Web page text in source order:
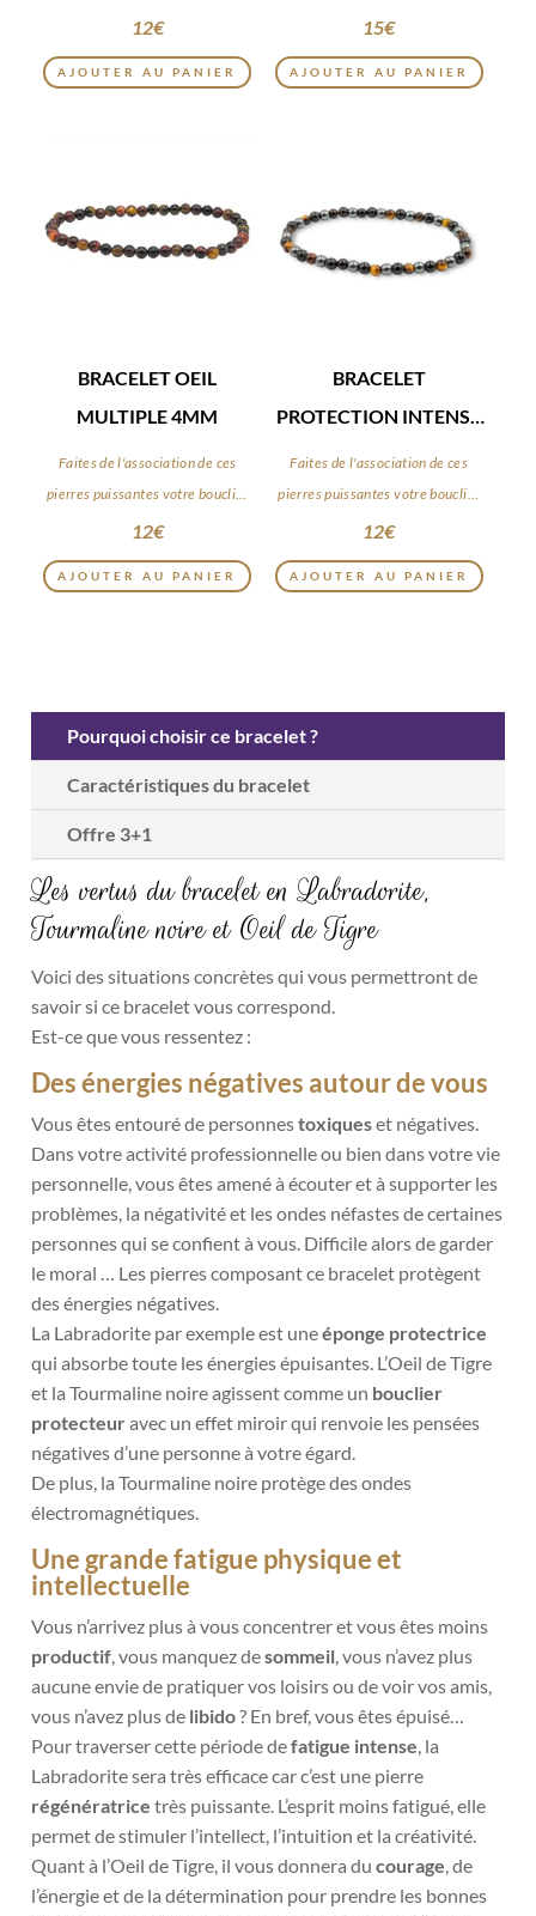
12€
AJOUTER AU PANIER
15€
AJOUTER AU PANIER
BRACELET OEIL
MULTIPLE 4MM
Faites de l'association de ces
pierres puissantes votre bouclier
du quotidien
12€
AJOUTER AU PANIER
BRACELET
PROTECTION INTENSE
4MM
Faites de l'association de ces
pierres puissantes votre bouclier
du quotidien
12€
AJOUTER AU PANIER
Pourquoi choisir ce bracelet ?
Caractéristiques du bracelet
Offre 3+1
Les vertus du bracelet en Labradorite,
Tourmaline noire et Oeil de Tigre
Voici des situations concrètes qui vous permettront de
savoir si ce bracelet vous correspond.
Est-ce que vous ressentez :
Des énergies négatives autour de vous
Vous êtes entouré de personnestoxiqueset négatives.
Dans votre activité professionnelle ou biendans votre vie
personnelle, vous êtes amené à écouter et à supporter les
problèmes, la négativité et les ondes néfastes de certaines
personnes qui se confient à vous. Difficile alors de garder
le moral … Les pierres composant ce bracelet protègent
des énergies négatives.
La Labradorite par exemple est uneéponge protectrice
qui absorbe toute les énergies épuisantes. L’Oeil de Tigre
et la Tourmaline noire agissent comme un bouclier
protecteuravec un effet miroir qui renvoie les pensées
négatives d’une personne à votre égard.
De plus, la Tourmaline noire protège des ondes
électromagnétiques.
Une grande fatigue physique et
intellectuelle
Vous n’arrivez plus à vous concentrer et vous êtes moins
productif, vous manquez desommeil, vous n’avez plus
aucune envie de pratiquer vos loisirs ou de voir vos amis,
vous n’avez plus de libido? En bref, vous êtes épuisé…
Pour traverser cette période defatigue intense, la
Labradorite sera très efficace car c’est une pierre
régénératrice très puissante. L’esprit moins fatigué, elle
permet de stimuler l’intellect, l’intuition et la créativité.
Quant à l’Oeil de Tigre, il vous donnera ducourage, de
l’énergie et de la détermination pour prendre les bonnes